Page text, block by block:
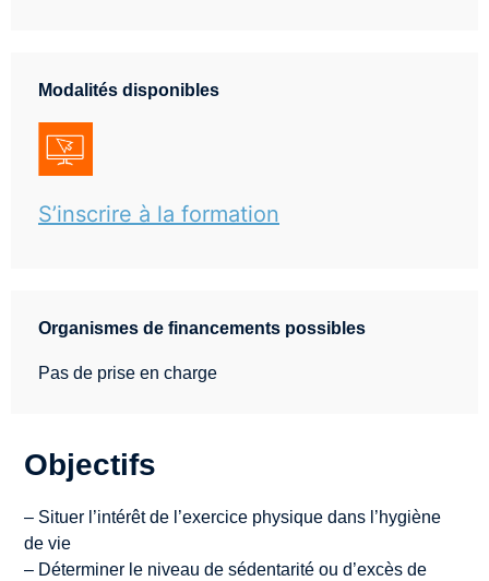
Modalités disponibles
S’inscrire à la formation
Organismes de financements possibles
Pas de prise en charge
Objectifs
– Situer l’intérêt de l’exercice physique dans l’hygiène
de vie
– Déterminer le niveau de sédentarité ou d’excès de